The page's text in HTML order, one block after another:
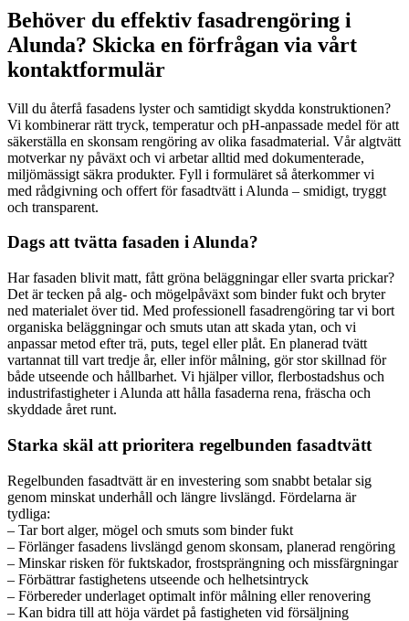
Behöver du effektiv fasadrengöring i
Alunda? Skicka en förfrågan via vårt
kontaktformulär
Vill du återfå fasadens lyster och samtidigt skydda konstruktionen?
Vi kombinerar rätt tryck, temperatur och pH-anpassade medel för att
säkerställa en skonsam rengöring av olika fasadmaterial. Vår algtvätt
motverkar ny påväxt och vi arbetar alltid med dokumenterade,
miljömässigt säkra produkter. Fyll i formuläret så återkommer vi
med rådgivning och offert för fasadtvätt i Alunda – smidigt, tryggt
och transparent.
Dags att tvätta fasaden i Alunda?
Har fasaden blivit matt, fått gröna beläggningar eller svarta prickar?
Det är tecken på alg- och mögelpåväxt som binder fukt och bryter
ned materialet över tid. Med professionell fasadrengöring tar vi bort
organiska beläggningar och smuts utan att skada ytan, och vi
anpassar metod efter trä, puts, tegel eller plåt. En planerad tvätt
vartannat till vart tredje år, eller inför målning, gör stor skillnad för
både utseende och hållbarhet. Vi hjälper villor, flerbostadshus och
industrifastigheter i Alunda att hålla fasaderna rena, fräscha och
skyddade året runt.
Starka skäl att prioritera regelbunden fasadtvätt
Regelbunden fasadtvätt är en investering som snabbt betalar sig
genom minskat underhåll och längre livslängd. Fördelarna är
tydliga:
– Tar bort alger, mögel och smuts som binder fukt
– Förlänger fasadens livslängd genom skonsam, planerad rengöring
– Minskar risken för fuktskador, frostsprängning och missfärgningar
– Förbättrar fastighetens utseende och helhetsintryck
– Förbereder underlaget optimalt inför målning eller renovering
– Kan bidra till att höja värdet på fastigheten vid försäljning